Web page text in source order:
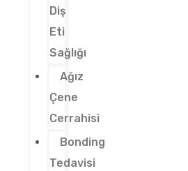
Diş
Eti
Sağlığı
Ağız
Çene
Cerrahisi
Bonding
Tedavisi